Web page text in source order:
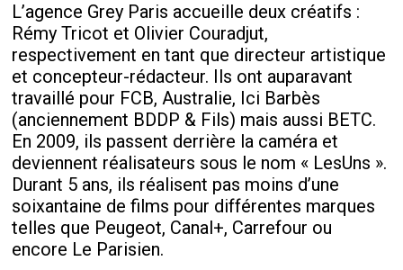
L’agence Grey Paris accueille deux créatifs :
Rémy Tricot et Olivier Couradjut,
respectivement en tant que directeur artistique
et concepteur-rédacteur. Ils ont auparavant
travaillé pour FCB, Australie, Ici Barbès
(anciennement BDDP & Fils) mais aussi BETC.
En 2009, ils passent derrière la caméra et
deviennent réalisateurs sous le nom « LesUns ».
Durant 5 ans, ils réalisent pas moins d’une
soixantaine de films pour différentes marques
telles que Peugeot, Canal+, Carrefour ou
encore Le Parisien.